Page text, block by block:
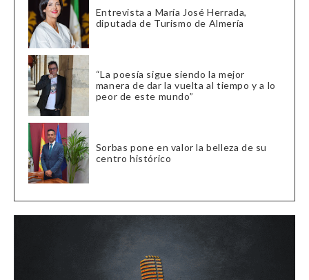
Entrevista a María José Herrada,
diputada de Turismo de Almería
“La poesía sigue siendo la mejor
manera de dar la vuelta al tiempo y a lo
peor de este mundo”
Sorbas pone en valor la belleza de su
centro histórico